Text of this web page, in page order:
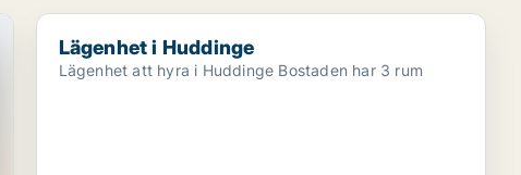
Lägenhet i Huddinge
Lägenhet i Huddinge
Lägenhet att hyra i Huddinge Bostaden har 3 rum